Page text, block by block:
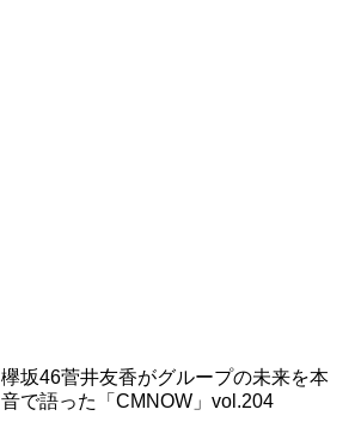
欅坂46菅井友香がグループの未来を本
音で語った「CMNOW」vol.204